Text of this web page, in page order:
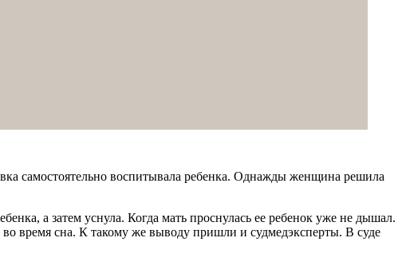
самостоятельно воспитывала ребенка. Однажды женщина решила
а затем уснула. Когда мать проснулась ее ребенок уже не дышал.
время сна. К такому же выводу пришли и судмедэксперты. В суде